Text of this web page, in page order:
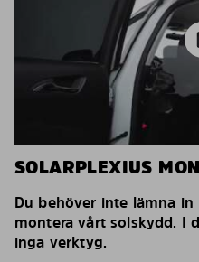
SOLARPLEXIUS
Du behöver inte lämna
montera vårt solskydd. I
inga verktyg.